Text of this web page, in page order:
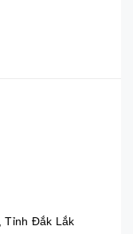
Tỉnh Đắk Lắk